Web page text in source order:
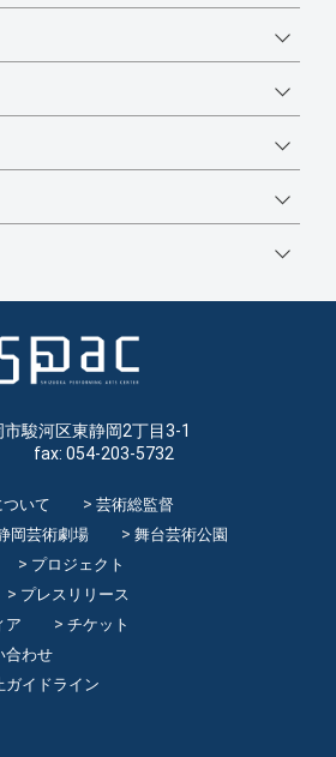
駿河区東静岡2丁目3-1
fax: 054-203-5732
ついて
芸術総監督
岡芸術劇場
舞台芸術公園
プロジェクト
プレスリリース
ア
チケット
合わせ
ガイドライン